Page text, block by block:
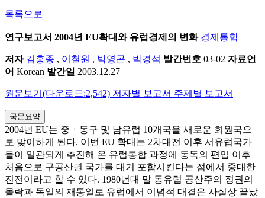
목록으로
연구보고서 2004년 EU확대와 유럽경제의 변화 경제통합
저자 김흥종 , 이철원 , 박영곤 , 박경석 발간번호 03-02 자료언
어 Korean 발간일 2003.12.27
원문보기(다운로드:2,542) 저자별 보고서 주제별 보고서
국문요약
2004년 EU는 중ㆍ동구 및 남유럽 10개국을 새로운 회원국으
로 맞이하게 된다. 이번 EU 확대는 2차대전 이후 서유럽국가
들이 일관되게 추진해 온 유럽통합 과정에 동독의 편입 이후
처음으로 구공산권 국가를 대거 포함시킨다는 점에서 중대한
진전이라고 할 수 있다. 1980년대 말 동유럽 공산주의 정권의
몰락과 독일의 재통일로 유럽에서 이념적 대결은 사실상 끝났